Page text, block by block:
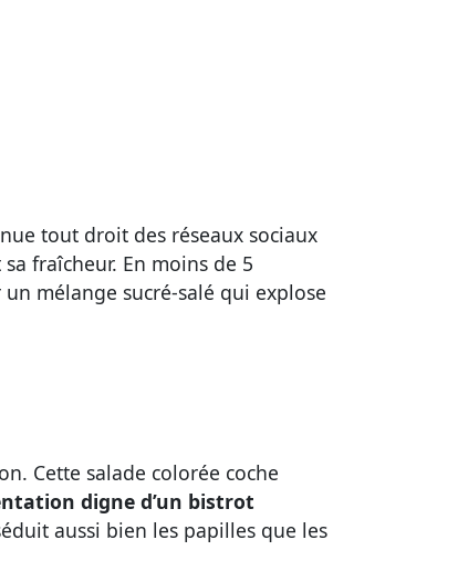
tout droit des réseaux sociaux
fraîcheur. En moins de 5
mélange sucré-salé qui explose
Cette salade colorée coche
digne d’un bistrot
aussi bien les papilles que les